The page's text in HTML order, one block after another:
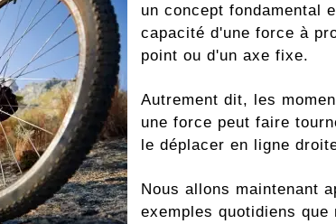
un concept fondamental
capacité d'une force à
point ou d'un axe fixe.
Autrement dit, les
une force peut faire
le déplacer en ligne
Nous allons maintenant
exemples quotidiens